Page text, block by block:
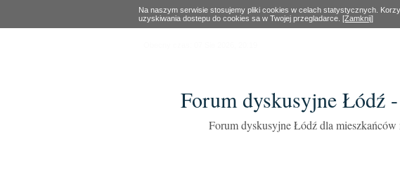
Na naszym serwisie stosujemy pliki cookies w celach statystycznych.
uzyskiwania dostepu do cookies sa w Twojej przegladarce. [Zamknij]
Forum dyskusyjne Łódź
Forum dyskusyjne Łódź dla